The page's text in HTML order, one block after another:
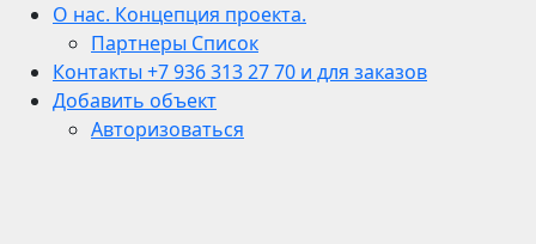
О нас. Концепция проекта.
Партнеры Список
Контакты +7 936 313 27 70 и для заказов
Добавить объект
Авторизоваться